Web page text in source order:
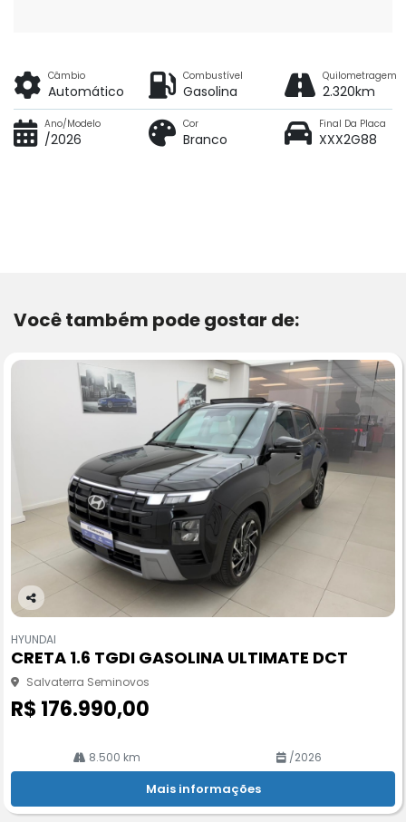
Câmbio
Automático
Combustível
Gasolina
Quilometragem
2.320km
Ano/Modelo
/2026
Cor
Branco
Final Da Placa
XXX2G88
Você também pode gostar de:
Co
pa
rtil
he
HYUNDAI
CRETA 1.6 TGDI GASOLINA ULTIMATE DCT
Salvaterra Seminovos
R$ 176.990,00
8.500 km /2026
Mais informações